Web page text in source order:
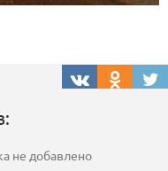
не добавлено